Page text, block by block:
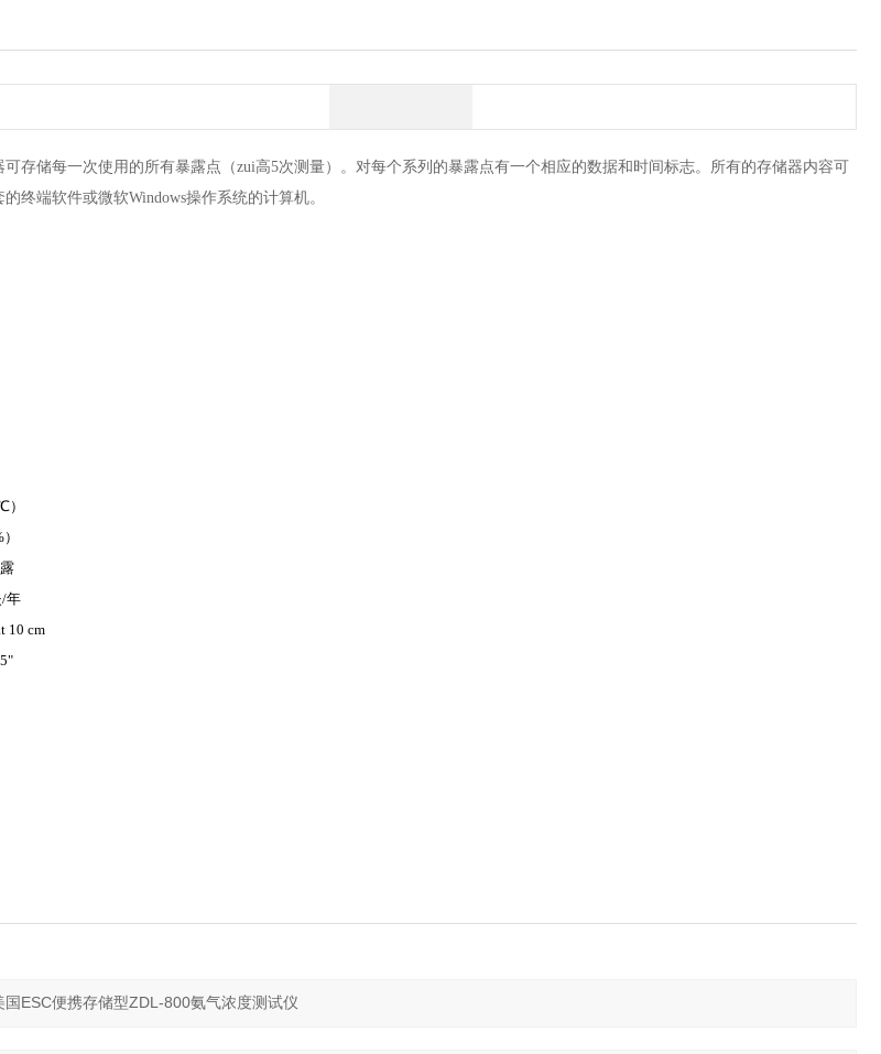
存储每一次使用的所有暴露点（zui高5次测量）。对每个系列的暴露点有一个相应的数据和时间标志。所有的存储器内容可
的终端软件或微软Windows操作系统的计算机。
年
10 cm